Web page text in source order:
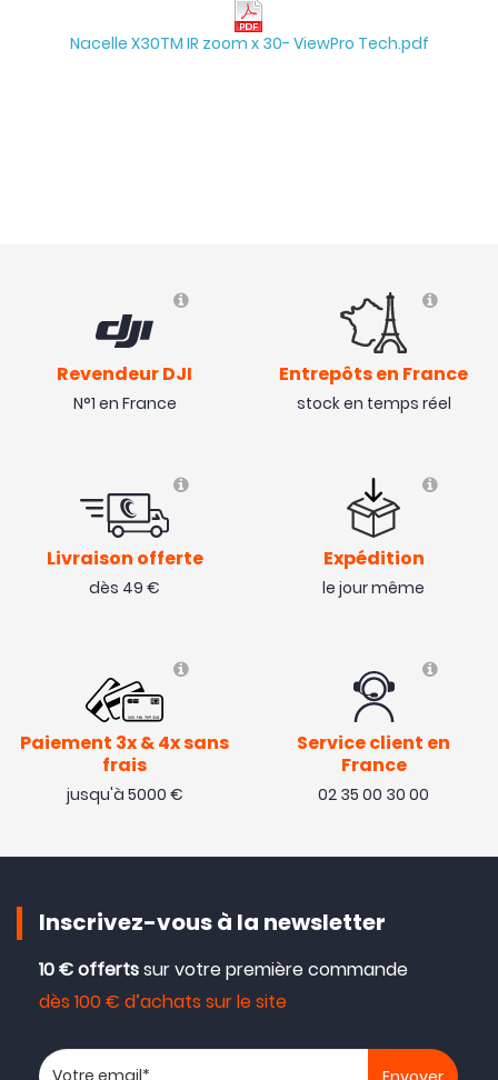
Nacelle X30TM IR zoom x 30- ViewPro Tech.pdf
Revendeur DJI
N°1 en France
Entrepôts en France
stock en temps réel
Livraison offerte
dès 49 €
Expédition
le jour même
Paiement 3x & 4x sans
frais
jusqu'à 5000 €
Service client en
France
02 35 00 30 00
Inscrivez-vous à la newsletter
10 € offertssur votre première commande
dès 100 € d’achats sur le site
Votre adresse email